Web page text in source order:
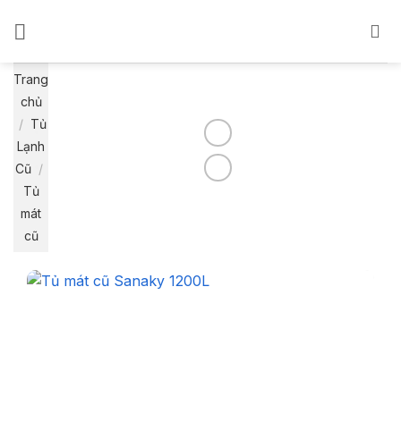
dungTrang
chủ
/ Tủ
Lạnh
Cũ /
Tủ
mát
cũ